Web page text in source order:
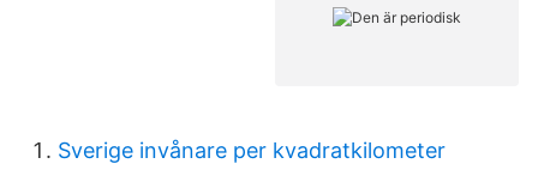
Sverige invånare per kvadratkilometer